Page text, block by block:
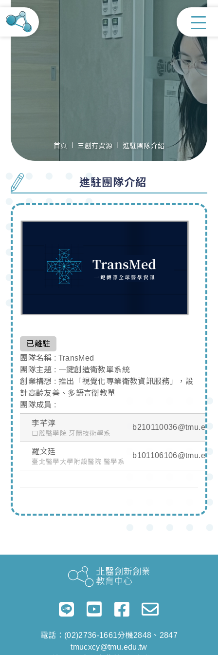
首頁 三創有資源 進駐團隊介紹
進駐團隊介紹
已離駐
團隊名稱 : TransMed
團隊主題 : 一鍵創造衛教單系統
創業構想 : 推出「視覺化專業衛教資訊服務」，設
計高齡友善、多語言衛教單
團隊成員 :
李芊淳
口腔醫學院 牙體技術學系
羅文廷
臺北醫學大學附設醫院 醫學系
電話：(02)2736-1661分機2848、2847
tmucxcy@tmu.edu.tw